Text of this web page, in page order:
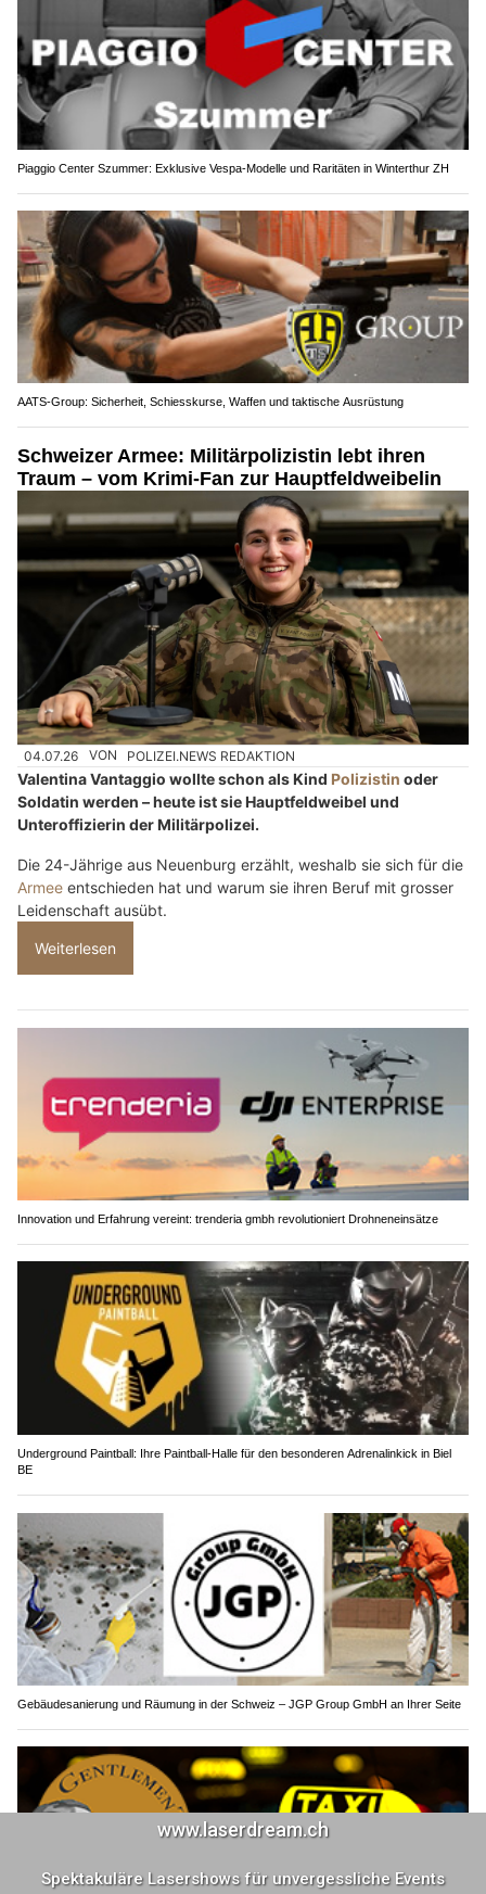
Piaggio Center Szummer: Exklusive Vespa-Modelle und Raritäten in Winterthur ZH
AATS-Group: Sicherheit, Schiesskurse, Waffen und taktische Ausrüstung
Schweizer Armee: Militärpolizistin lebt ihren
Traum – vom Krimi-Fan zur Hauptfeldweibelin
04.07.26 VON POLIZEI.NEWS REDAKTION
Valentina Vantaggio wollte schon als Kind Polizistin oder
Soldatin werden – heute ist sie Hauptfeldweibel und
Unteroffizierin der Militärpolizei.
Die 24-Jährige aus Neuenburg erzählt, weshalb sie sich für die
Armee entschieden hat und warum sie ihren Beruf mit grosser
Leidenschaft ausübt.
Weiterlesen
Innovation und Erfahrung vereint: trenderia gmbh revolutioniert Drohneneinsätze
Underground Paintball: Ihre Paintball-Halle für den besonderen Adrenalinkick in Biel
BE
Gebäudesanierung und Räumung in der Schweiz – JGP Group GmbH an Ihrer Seite